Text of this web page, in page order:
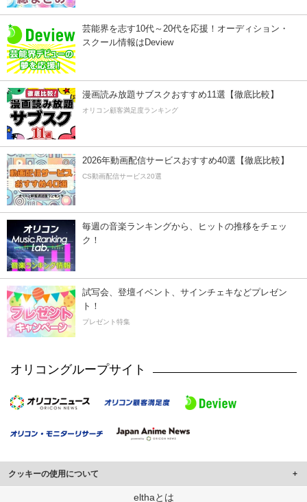
芸能界を志す10代～20代を応援！オーディション・
スクール情報はDeview
漫画読み放題サブスクおすすめ11選【徹底比較】
オリコン顧客満足度ランキング
2026年動画配信サービスおすすめ40選【徹底比較】
CS動画配信サービス20選
毎週の音楽ランキングから、ヒットの推移をチェッ
ク！
試写会、登壇イベント、サインチェキなどプレゼン
ト！
プレゼント特集
オリコングループサイト
クッキーの使用について
このサイトでは Cookie を使用して、ユーザーに合わせたコンテンツや広告の
elthaとは